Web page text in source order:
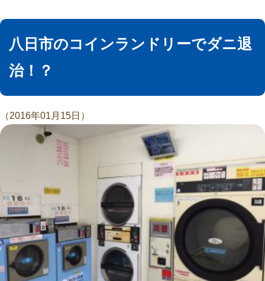
八日市のコインランドリーでダニ退
治！？
（2016年01月15日）